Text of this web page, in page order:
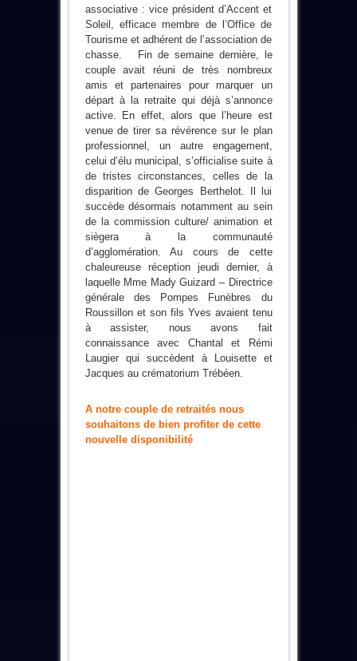
associative : vice président d’Accent et
Soleil, efficace membre de l’Office de
Tourisme et adhérent de l’association de
chasse. Fin de semaine dernière, le
couple avait réuni de très nombreux
amis et partenaires pour marquer un
départ à la retraite qui déjà s’annonce
active. En effet, alors que l’heure est
venue de tirer sa révérence sur le plan
professionnel, un autre engagement,
celui d’élu municipal, s’officialise suite à
de tristes circonstances, celles de la
disparition de Georges Berthelot. Il lui
succède désormais notamment au sein
de la commission culture/ animation et
siègera à la communauté
d’agglomération. Au cours de cette
chaleureuse réception jeudi dernier, à
laquelle Mme Mady Guizard – Directrice
générale des Pompes Funèbres du
Roussillon et son fils Yves avaient tenu
à assister, nous avons fait
connaissance avec Chantal et Rémi
Laugier qui succèdent à Louisette et
Jacques au crématorium Trébéen.
A notre couple de retraités nous
souhaitons de bien profiter de cette
nouvelle disponibilité